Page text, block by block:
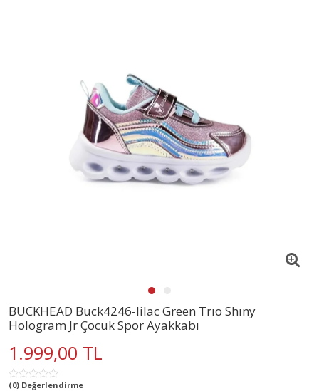
BUCKHEAD Buck4246-lilac Green Trıo Shıny
Hologram Jr Çocuk Spor Ayakkabı
1.999,00 TL
(0) Değerlendirme